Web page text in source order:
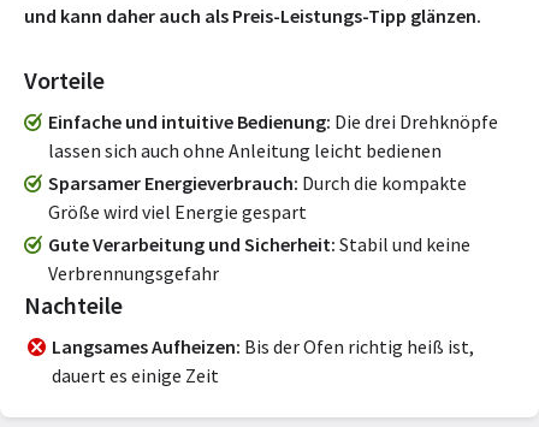
und kann daher auch als Preis-Leistungs-Tipp glänzen.
Vorteile
Einfache und intuitive Bedienung Die drei Drehknöpfe
lassen sich auch ohne Anleitung leicht bedienen
Sparsamer Energieverbrauch Durch die kompakte
Größe wird viel Energie gespart
Gute Verarbeitung und Sicherheit Stabil und keine
Verbrennungsgefahr
Nachteile
Langsames Aufheizen Bis der Ofen richtig heiß ist,
dauert es einige Zeit